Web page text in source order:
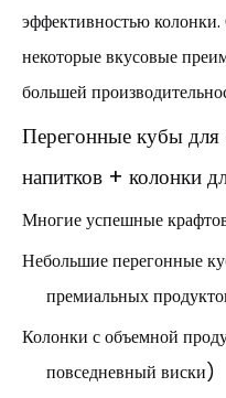
эффективностью
некоторые вкусовые
большей
Перегонные кубы
напитков + колонки
Многие успешные
Небольшие перегонные
премиальных
Колонки с объемной
повседневный виски)